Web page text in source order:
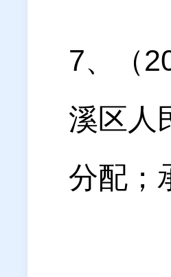
7、（
溪区人
分配；